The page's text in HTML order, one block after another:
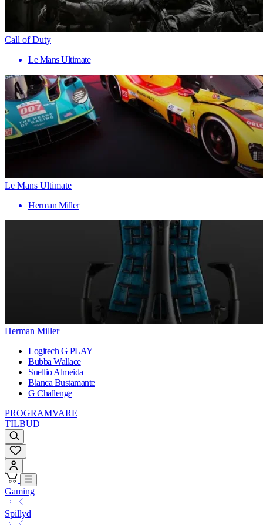
Call of Duty
Le Mans Ultimate
Le Mans Ultimate
Herman Miller
Herman Miller
Logitech G PLAY
Bubba Wallace
Suellio Almeida
Bianca Bustamante
G Challenge
PROGRAMVARE
TILBUD
Gaming
Spillyd